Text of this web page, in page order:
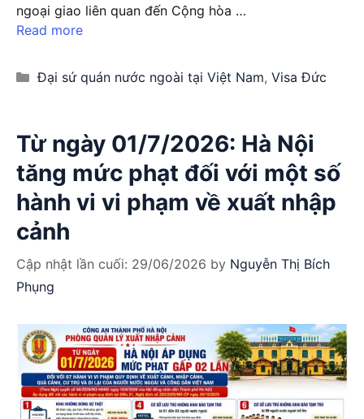
ngoại giao liên quan đến Cộng hòa …
Read more
Categories
Đại sứ quán nước ngoài tại Việt Nam, Visa Đức
Từ ngày 01/7/2026: Hà Nội
tăng mức phạt đối với một số
hành vi vi phạm về xuất nhập
cảnh
Cập nhật lần cuối: 29/06/2026 by Nguyễn Thị Bích
Phụng